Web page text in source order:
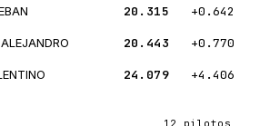
20.315 +0.642
20.443 +0.770
24.079 +4.406
12 pilotos